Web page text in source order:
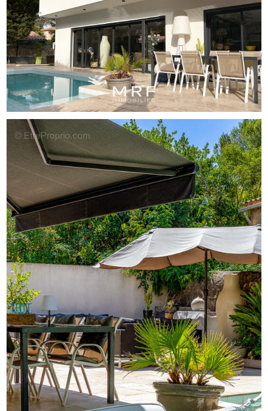
Avec son entrée indépendante, le niveau inférieur,
dispose quant à lui d’une belle pièce actuellement utilisée
en second salon, d’une salle d’eau, d’un wc et d’une
buanderie.
A l’extérieur, le jardin souligne l’art de vivre
méditerranéen avec sa piscine, son coin détente,
boulodrome et bains de soleil.
Du parking est présent pour cinq véhicules.
Une maison solaire entièrement pensée pour une vie de
famille reposante, au calme.
Le propriétaire met en avant
Les prestations soignées
L’agréable jardin avec piscine
Le calme du lieu
Informations complémentaires : DPE : B/A — ERP : Les
informations sur les risques auxquels ce bien est exposé
sont disponibles sur le site Géorisques — Prix : TTC, FAI,
honoraires d'agence à la charge du vendeur —
Copropriété : Non — Procédure en cours : non —
Typologie : Transaction — Agent : Maxime DATO, agent